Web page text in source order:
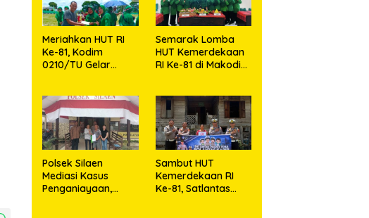
Meriahkan HUT RI
Ke-81, Kodim
0210/TU Gelar
Semarak Lomba
HUT Kemerdekaan
RI Ke-81 di Makodim
Polsek Silaen
Mediasi Kasus
Penganiayaan,
Sambut HUT
Kemerdekaan RI
Ke-81, Satlantas